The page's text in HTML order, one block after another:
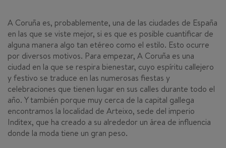
A Coruña es, probablemente, una de las ciudades de España
en las que se viste mejor, si es que es posible cuantificar de
alguna manera algo tan etéreo como el estilo. Esto ocurre
por diversos motivos. Para empezar, A Coruña es una
ciudad en la que se respira bienestar, cuyo espíritu callejero
y festivo se traduce en las numerosas fiestas y
celebraciones que tienen lugar en sus calles durante todo el
año. Y también porque muy cerca de la capital gallega
encontramos la localidad de Arteixo, sede del imperio
Inditex, que ha creado a su alrededor un área de influencia
donde la moda tiene un gran peso.